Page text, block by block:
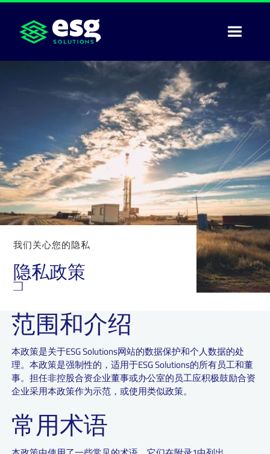
我们关心您的隐私
隐私政策
范围和介绍
本政策是关于ESG Solutions网站的数据保护和个人数据的处
理。本政策是强制性的，适用于ESG Solutions的所有员工和董
事。担任非控股合资企业董事或办公室的员工应积极鼓励合资
企业采用本政策作为示范，或使用类似政策。
常用术语